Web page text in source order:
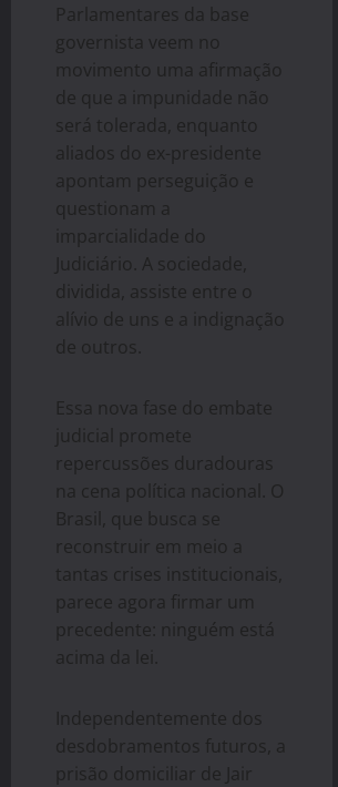
Parlamentares da base
governista veem no
movimento uma afirmação
de que a impunidade não
será tolerada, enquanto
aliados do ex-presidente
apontam perseguição e
questionam a
imparcialidade do
Judiciário. A sociedade,
dividida, assiste entre o
alívio de uns e a indignação
de outros.
Essa nova fase do embate
judicial promete
repercussões duradouras
na cena política nacional. O
Brasil, que busca se
reconstruir em meio a
tantas crises institucionais,
parece agora firmar um
precedente: ninguém está
acima da lei.
Independentemente dos
desdobramentos futuros, a
prisão domiciliar de Jair